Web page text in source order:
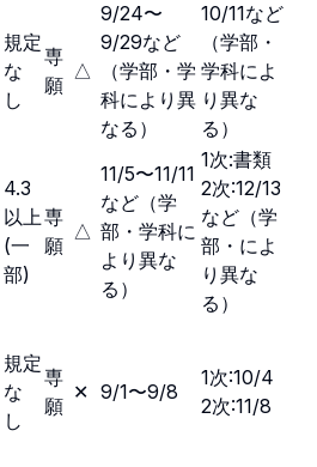
規定
な
し
専
願
△
9/24〜
9/29など
（学部・学
科により異
なる）
10/11など
（学部・
学科によ
り異な
る）
4.3
以上
(一
部)
専
願
△
11/5〜11/11
など（学
部・学科に
より異な
る）
1次:書類
2次:12/13
など（学
部・によ
り異な
る）
規定
な
し
専
願
✕ 9/1〜9/8
1次:10/4
2次:11/8